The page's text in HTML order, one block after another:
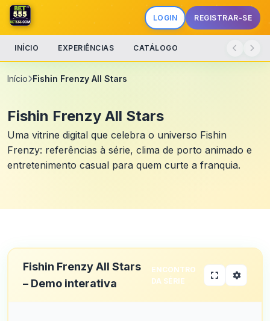
LOGIN REGISTRAR-SE
INÍCIO EXPERIÊNCIAS CATÁLOGO
Início Fishin Frenzy All Stars
Fishin Frenzy All Stars
Uma vitrine digital que celebra o universo Fishin
Frenzy: referências à série, clima de porto animado e
entretenimento casual para quem curte a franquia.
Fishin Frenzy All Stars
– Demo interativa
ENCONTRO
DA SÉRIE